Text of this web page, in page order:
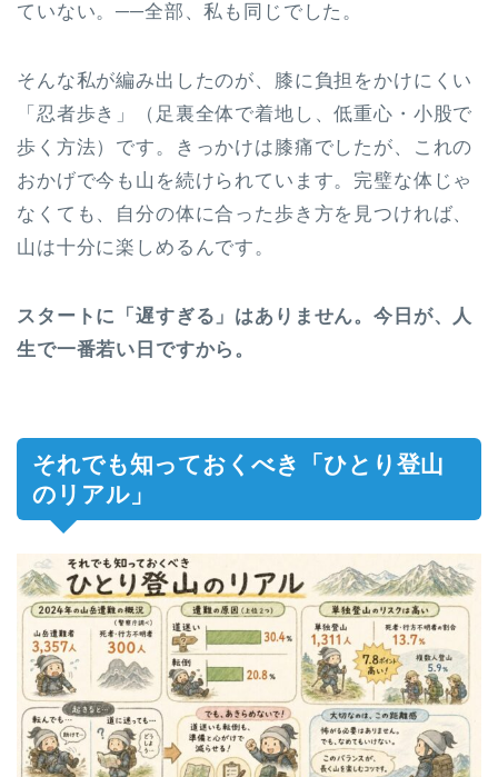
ていない。──全部、私も同じでした。
そんな私が編み出したのが、膝に負担をかけにくい
「忍者歩き」（足裏全体で着地し、低重心・小股で
歩く方法）です。きっかけは膝痛でしたが、これの
おかげで今も山を続けられています。完璧な体じゃ
なくても、自分の体に合った歩き方を見つければ、
山は十分に楽しめるんです。
スタートに「遅すぎる」はありません。今日が、人
生で一番若い日ですから。
それでも知っておくべき「ひとり登山
のリアル」